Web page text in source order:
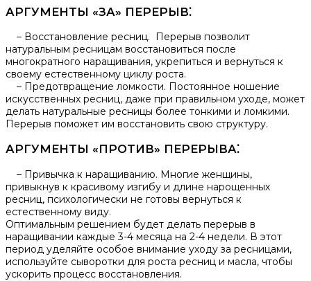
АРГУМЕНТЫ «ЗА» ПЕРЕРЫВ⁚
– Восстановление ресниц.​ Перерыв позволит
натуральным ресницам восстановиться после
многократного наращивания, укрепиться и вернуться к
своему естественному циклу роста.
– Предотвращение ломкости.​ Постоянное ношение
искусственных ресниц, даже при правильном уходе, может
делать натуральные ресницы более тонкими и ломкими.
Перерыв поможет им восстановить свою структуру.​
АРГУМЕНТЫ «ПРОТИВ» ПЕРЕРЫВА⁚
– Привычка к наращиванию. Многие женщины,
привыкнув к красивому изгибу и длине нарощенных
ресниц, психологически не готовы вернуться к
естественному виду.​
Оптимальным решением будет делать перерыв в
наращивании каждые 3-4 месяца на 2-4 недели.​ В этот
период уделяйте особое внимание уходу за ресницами,
используйте сыворотки для роста ресниц и масла, чтобы
ускорить процесс восстановления.​